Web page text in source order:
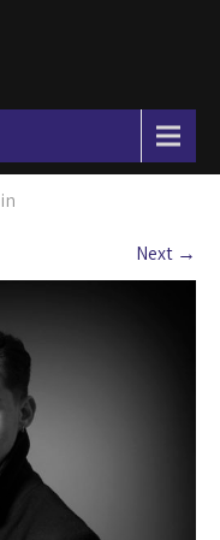
in
Next →